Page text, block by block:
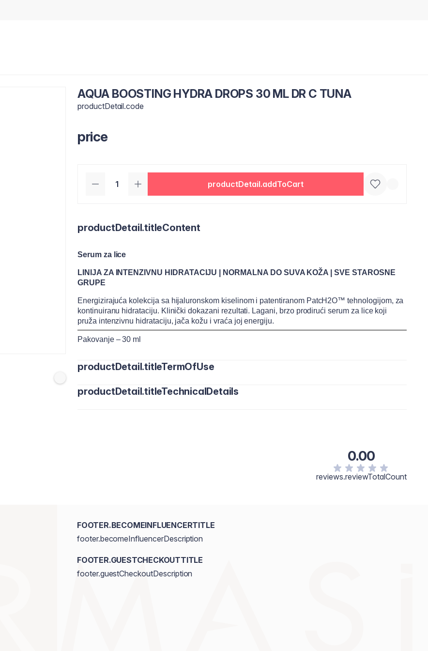
AQUA BOOSTING HYDRA DROPS 30 ML DR C TUNA
productDetail.code
price
productDetail.addToCart
productDetail.titleContent
Serum za lice
LINIJA ZA INTENZIVNU HIDRATACIJU | NORMALNA DO SUVA KOŽA | SVE STAROSNE
GRUPE
Energizirajuća kolekcija sa hijaluronskom kiselinom i patentiranom PatcH2O™ tehnologijom, za
kontinuiranu hidrataciju. Klinički dokazani rezultati. Lagani, brzo prodirući serum za lice koji
pruža intenzivnu hidrataciju, jača kožu i vraća joj energiju.
Pakovanje – 30 ml
productDetail.titleTermOfUse
Nanesite svakodnevno, ujutru i uveče.
productDetail.titleTechnicalDetails
0.00
reviews.reviewTotalCount
FOOTER.BECOMEINFLUENCERTITLE
footer.becomeInfluencerDescription
FOOTER.GUESTCHECKOUTTITLE
footer.guestCheckoutDescription